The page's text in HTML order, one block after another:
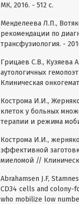
МК, 2016. - 512 с.
Менделеева Л.П.,
рекомендации по
трансфузиология. -
Грицаев С.В., Кузяева
аутологичных
Клиническая
Кострома И.И.,
клеток у больных
терапии и режима
Кострома И.И.,
эффективной
миеломой //
Abrahamsen J.F,
CD34 cells and colony-
who mobilize low